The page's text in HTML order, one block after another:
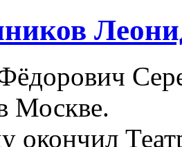
Москве.
окончил